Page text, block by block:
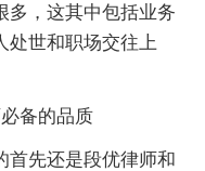
，这其中包括业务
处世和职场交往上
备的品质
先还是段优律师和